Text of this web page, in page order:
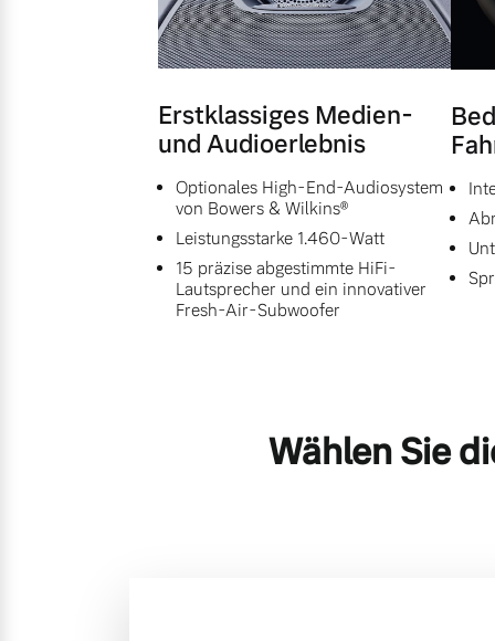
Erstklassiges Medien-
und Audioerlebnis
Optionales High-End-Audiosystem
von Bowers & Wilkins®
Leistungsstarke 1.460-Watt
15 präzise abgestimmte HiFi-
Lautsprecher und ein innovativer
Fresh-Air-Subwoofer
Wählen Sie